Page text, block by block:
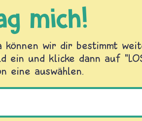
mich!
wir dir bestimmt
und klicke dann auf
eine auswählen.